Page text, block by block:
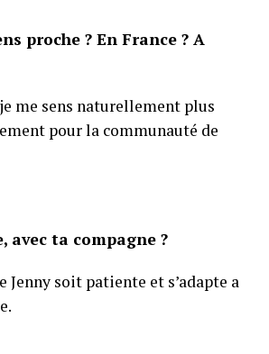
proche ? En France ? A
me sens naturellement plus
pour la communauté de
ta compagne ?
Jenny soit patiente et s’adapte a